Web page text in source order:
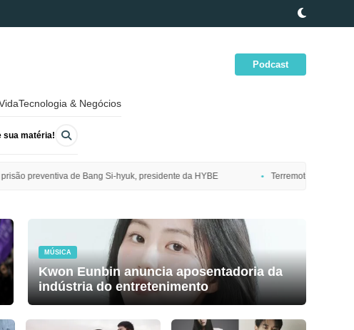
Podcast
Tecnologia & Negócios
sua matéria!
presidente da HYBE Terremoto de magnitude 7,7 atinge costa nordeste
MÚSICA
Kwon Eunbin anuncia aposentadoria da
indústria do entretenimento